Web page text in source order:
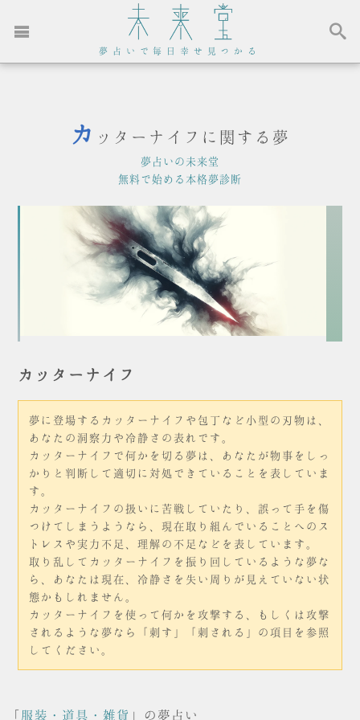
夢占いで毎日幸せ見つかる
カ ッターナイフに関する夢
夢占いの未来堂
無料で始める本格夢診断
カッターナイフ
夢に登場するカッターナイフや包丁など小型の刃物は、
あなたの洞察力や冷静さの表れです。
カッターナイフで何かを切る夢は、あなたが物事をしっ
かりと判断して適切に対処できていることを表していま
す。
カッターナイフの扱いに苦戦していたり、誤って手を傷
つけてしまうようなら、現在取り組んでいることへのス
トレスや実力不足、理解の不足などを表しています。
取り乱してカッターナイフを振り回しているような夢な
ら、あなたは現在、冷静さを失い周りが見えていない状
態かもしれません。
カッターナイフを使って何かを攻撃する、もしくは攻撃
されるような夢なら「刺す」「刺される」の項目を参照
してください。
「 服装・道具・雑貨 」の夢占い